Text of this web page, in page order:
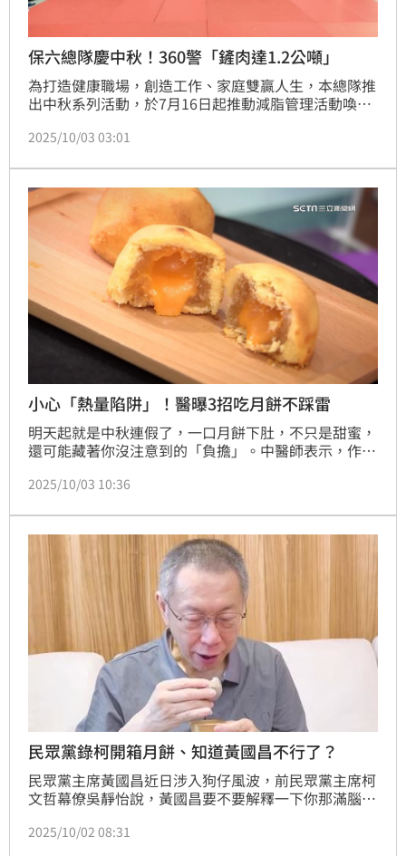
保六總隊慶中秋！360警「鏟肉達1.2公噸」
為打造健康職場，創造工作、家庭雙贏人生，本總隊推
出中秋系列活動，於7月16日起推動減脂管理活動喚起
加，昨（2）日舉行成果驗收。據統計，減脂活動總共
率，成效斐然。
2025/10/03 03:01
小心「熱量陷阱」！醫曝3招吃月餅不踩雷
明天起就是中秋連假了，一口月餅下肚，不只是甜蜜，
還可能藏著你沒注意到的「負擔」。中醫師表示，作為
熱量陷阱，像是一顆蛋黃酥約含450-500大卡，等同1.5
化不良，甚至影響血糖與膽固醇水平。（記者：簡浩
正）
2025/10/03 10:36
民眾黨錄柯開箱月餅、知道黃國昌不行了？
民眾黨主席黃國昌近日涉入狗仔風波，前民眾黨主席柯
文哲幕僚吳靜怡說，黃國昌要不要解釋一下你那滿腦子
2025/10/02 08:31